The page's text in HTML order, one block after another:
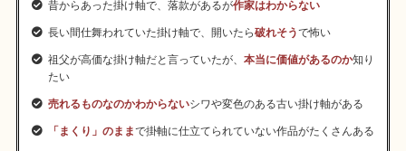
昔からあった掛け軸で、落款があるが作家はわからない
長い間仕舞われていた掛け軸で、開いたら破れそうで怖い
祖父が高価な掛け軸だと言っていたが、 本当に価値があるのか知り
たい
売れるものなのかわからないシワや変色のある古い掛け軸がある
「まくり」のままで掛軸に仕立てられていない作品がたくさんある